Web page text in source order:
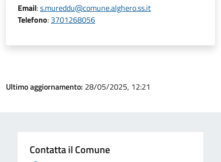
Email:s.mureddu@comune.alghero.ss.it
Telefono: 3701268056
Ultimo aggiornamento: 28/05/2025, 12:21
Contatta il Comune